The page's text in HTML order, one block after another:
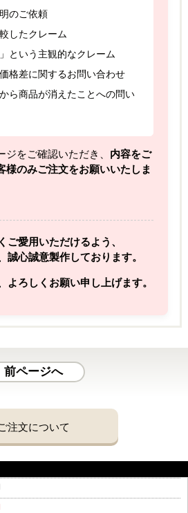
のご依頼
したクレーム
という主観的なクレーム
格差に関するお問い合わせ
ら商品が消えたことへの問い
ジをご確認いただき、 内容をご
様のみご注文をお願いいたしま
ご愛用いただけるよう、
誠心誠意製作しております。
よろしくお願い申し上げます。
前ページへ
注文について